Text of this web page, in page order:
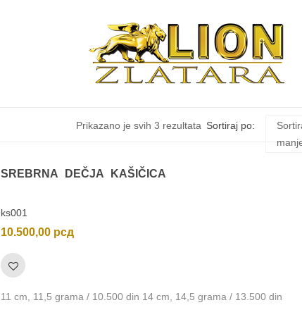
Prikazano je svih 3 rezultata Sortirano
ka
Sortiraj po:
SREBRNA DEČJA KAŠIČICA
ks001
10.500,00 рсд
11 cm, 11,5 grama / 10.500 din 14 cm, 14,5 grama / 13.500 din